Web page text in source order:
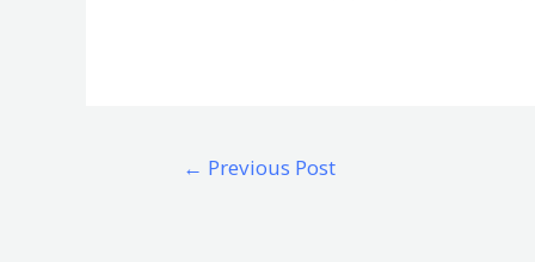
← Previous Post